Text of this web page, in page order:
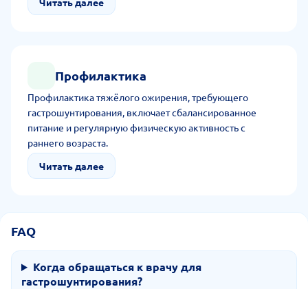
Профилактика
Профилактика тяжёлого ожирения, требующего
гастрошунтирования, включает сбалансированное
питание и регулярную физическую активность с
раннего возраста.
Читать далее
FAQ
Когда обращаться к врачу для
гастрошунтирования?